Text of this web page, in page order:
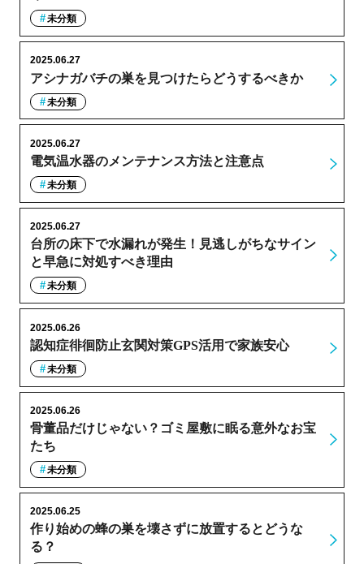
未分類
アシナガバチの巣を見つけたらどうするべきか
2025.06.27
未分類
電気温水器のメンテナンス方法と注意点
2025.06.27
未分類
台所の床下で水漏れが発生！見逃しがちなサイン
と早急に対処すべき理由
2025.06.27
未分類
認知症徘徊防止玄関対策GPS活用で家族安心
2025.06.26
未分類
骨董品だけじゃない？ゴミ屋敷に眠る意外なお宝
たち
2025.06.26
未分類
作り始めの蜂の巣を壊さずに放置するとどうな
る？
2025.06.25